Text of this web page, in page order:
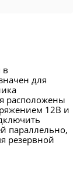
в
для
расположены
12В и
параллельно,
резервной